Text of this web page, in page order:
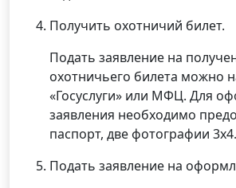
Получить охотничий билет.
Подать заявление на
охотничьего билета можно
«Госуслуги» или МФЦ. Для
заявления необходимо
паспорт, две фотографии 3х4.
Подать заявление на